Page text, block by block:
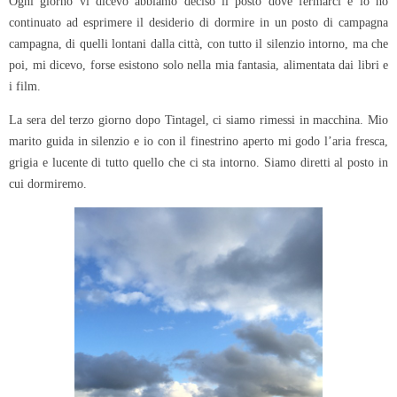
continuato ad esprimere il desiderio di dormire in un posto di campagna
campagna, di quelli lontani dalla città, con tutto il silenzio intorno, ma che
poi, mi dicevo, forse esistono solo nella mia fantasia, alimentata dai libri e
i film.
La sera del terzo giorno dopo Tintagel, ci siamo rimessi in macchina. Mio
marito guida in silenzio e io con il finestrino aperto mi godo l’aria fresca,
grigia e lucente di tutto quello che ci sta intorno. Siamo diretti al posto in
cui dormiremo.